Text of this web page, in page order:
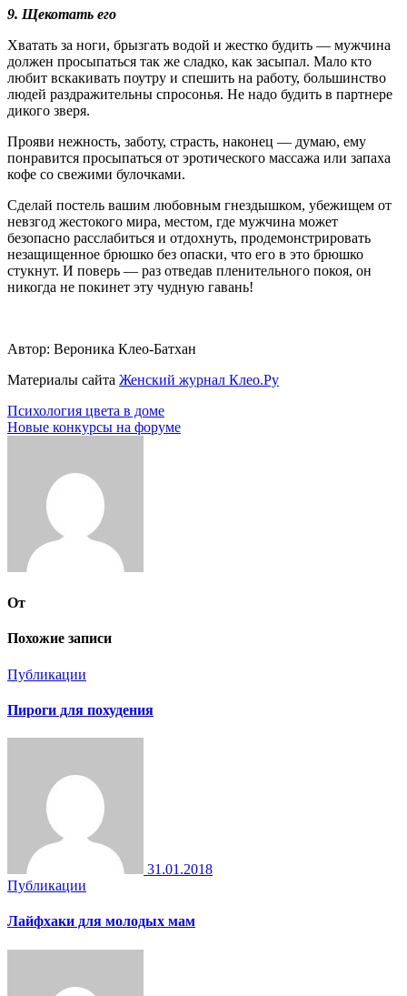
9. Щекотать его
Хватать за ноги, брызгать водой и жестко будить — мужчина
должен просыпаться так же сладко, как засыпал. Мало кто
любит вскакивать поутру и спешить на работу, большинство
людей раздражительны спросонья. Не надо будить в партнере
дикого зверя.
Прояви нежность, заботу, страсть, наконец — думаю, ему
понравится просыпаться от эротического массажа или запаха
кофе со свежими булочками.
Сделай постель вашим любовным гнездышком, убежищем от
невзгод жестокого мира, местом, где мужчина может
безопасно расслабиться и отдохнуть, продемонстрировать
незащищенное брюшко без опаски, что его в это брюшко
стукнут. И поверь — раз отведав пленительного покоя, он
никогда не покинет эту чудную гавань!
Автор: Вероника Клео-Батхан
Материалы сайта Женский журнал Клео.Ру
Навигация
по
Психология цвета в доме
Новые конкурсы на форуме
От
Похожие записи
Публикации
Пироги для похудения
31.01.2018
Публикации
Лайфхаки для молодых мам